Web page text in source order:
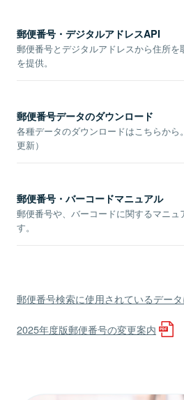
郵便番号・デジタルアドレスAPI
郵便番号とデジタルアドレスから住所を
を提供。
郵便番号データのダウンロード
各種データのダウンロードはこちらから
更新）
郵便番号・バーコードマニュアル
郵便番号や、バーコードに関するマニュ
す。
郵便番号検索に使用されているデー
2025年度版郵便番号の変更案内